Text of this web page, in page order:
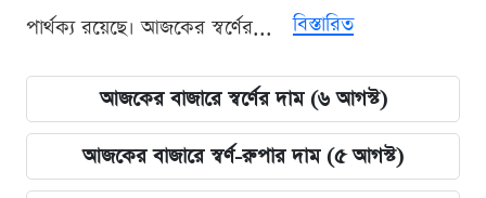
পার্থক্য রয়েছে। আজকের স্বর্ণের...
বিস্তারিত
আজকের বাজারে স্বর্ণের দাম (৬ আগস্ট)
আজকের বাজারে স্বর্ণ-রুপার দাম (৫ আগস্ট)